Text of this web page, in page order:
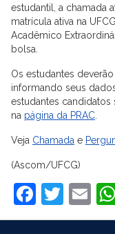
estudantil, a chamada
matrícula ativa na
Acadêmico
bolsa.
Os estudantes
informando seus
estudantes candidatos
na página da PRAC
Veja Chamada e
(Ascom/UFCG)